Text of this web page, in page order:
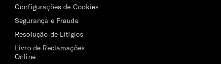
Configurações de Cookies
Segurança e Fraude
Resolução de Litígios
Livro de Reclamações
Online